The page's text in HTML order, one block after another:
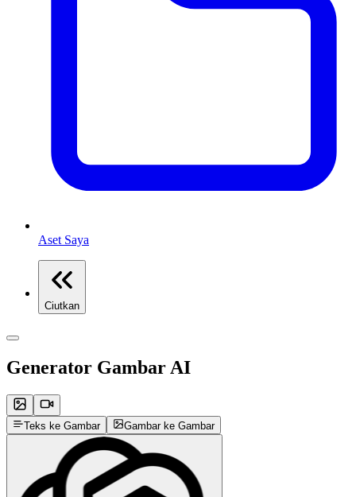
Aset Saya
Ciutkan
Generator Gambar AI
Teks ke Gambar Gambar ke Gambar